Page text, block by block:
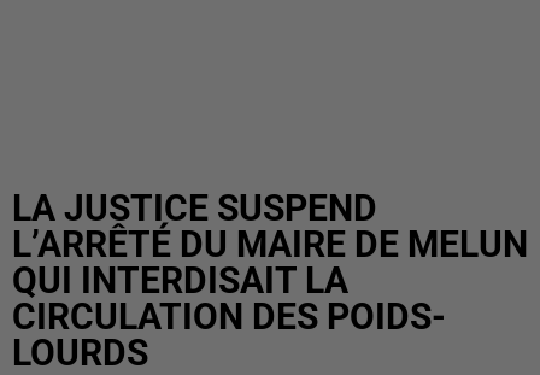
LA JUSTICE SUSPEND
L’ARRÊTÉ DU MAIRE DE MELUN
QUI INTERDISAIT LA
CIRCULATION DES POIDS-
LOURDS